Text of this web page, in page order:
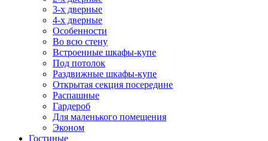
3-х дверные
4-х дверные
Особенности
Во всю стену
Встроенные шкафы-купе
Под потолок
Раздвижные шкафы-купе
Открытая секция посередине
Распашные
Гардероб
Для маленького помещения
Эконом
Гостиные